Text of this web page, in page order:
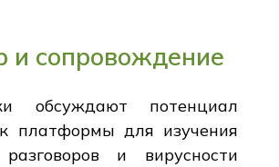
и сопровождение
обсуждают потенциал
платформы для изучения
и вирусности